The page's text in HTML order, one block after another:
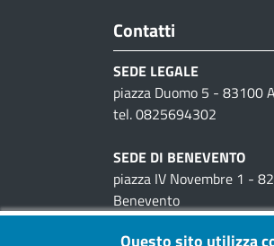
Contatti
SEDE LEGALE
piazza Duomo 5 - 83100
tel. 0825694302
SEDE DI BENEVENTO
piazza IV Novembre 1 -
Benevento
tel. 0824300111
Questo sito utilizza